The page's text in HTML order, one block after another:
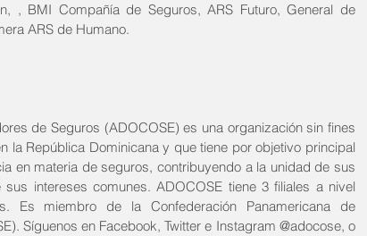
, BMI Compañía de Seguros, ARS Futuro, General de
ARS de Humano.
de Seguros (ADOCOSE) es una organización sin fines
la República Dominicana y que tiene por objetivo principal
en materia de seguros, contribuyendo a la unidad de sus
intereses comunes. ADOCOSE tiene 3 filiales a nivel
Es miembro de la Confederación Panamericana de
Síguenos en Facebook, Twitter e Instagram @adocose, o